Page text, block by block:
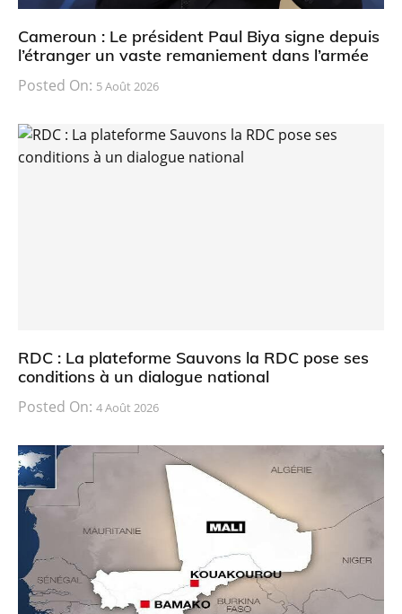
Cameroun : Le président Paul Biya signe depuis
l’étranger un vaste remaniement dans l’armée
Posted On: 5 Août 2026
RDC : La plateforme Sauvons la RDC pose ses
conditions à un dialogue national
Posted On: 4 Août 2026